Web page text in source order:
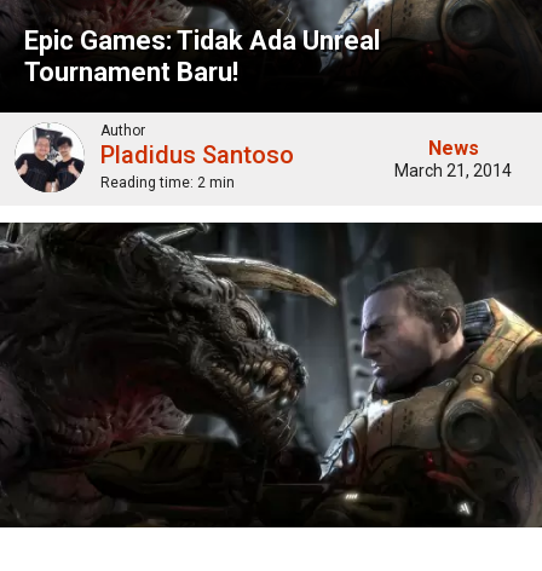
Epic Games: Tidak Ada Unreal
Tournament Baru!
Author
Pladidus Santoso
Reading time: 2 min
News
March 21, 2014